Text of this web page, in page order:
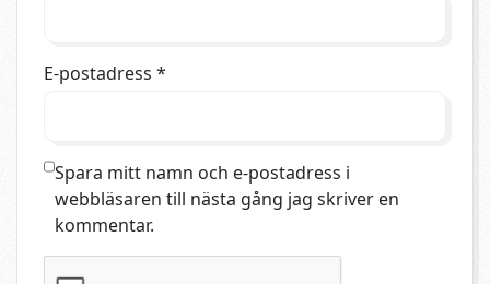
E-postadress *
Spara mitt namn och e-postadress i
webbläsaren till nästa gång jag skriver en
kommentar.